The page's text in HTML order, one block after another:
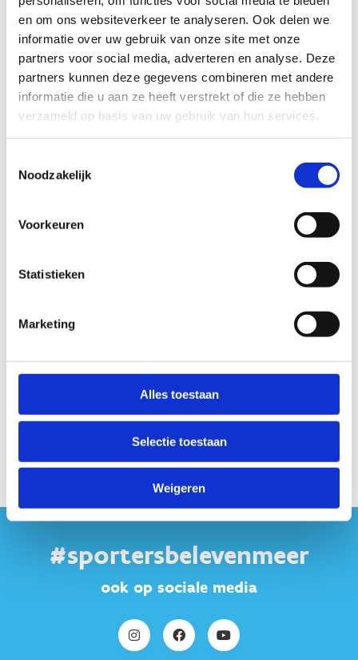
en om ons websiteverkeer te analyseren. Ook delen we
informatie over uw gebruik van onze site met onze
partners voor social media, adverteren en analyse. Deze
partners kunnen deze gegevens combineren met andere
informatie die u aan ze heeft verstrekt of die ze hebben
verzameld op basis van uw gebruik van hun services.
Noodzakelijk
Voorkeuren
Statistieken
Marketing
Alles toestaan
Selectie toestaan
Weigeren
Test 4: Toloefening (BaO) – Rond de wereld (SO)
Het platform dat we gebruiken om deze video af te spelen
maakt gebruik van marketing cookies. Klik in
onderstaande knop op 'Alles toestaan' of zet de 'Marketing
cookies' aan en klik op 'Selectie toestaan'.
Verander cookie settings
Test 5: Spinnenloop
onderstaande knop op 'Alles toestaan' of zet de 'Marketing
Verander cookie settings
#sportersbelevenmeer
ook op sociale media